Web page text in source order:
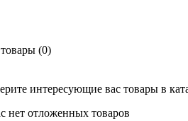
(0)
интересующие вас товары в
нет отложенных товаров